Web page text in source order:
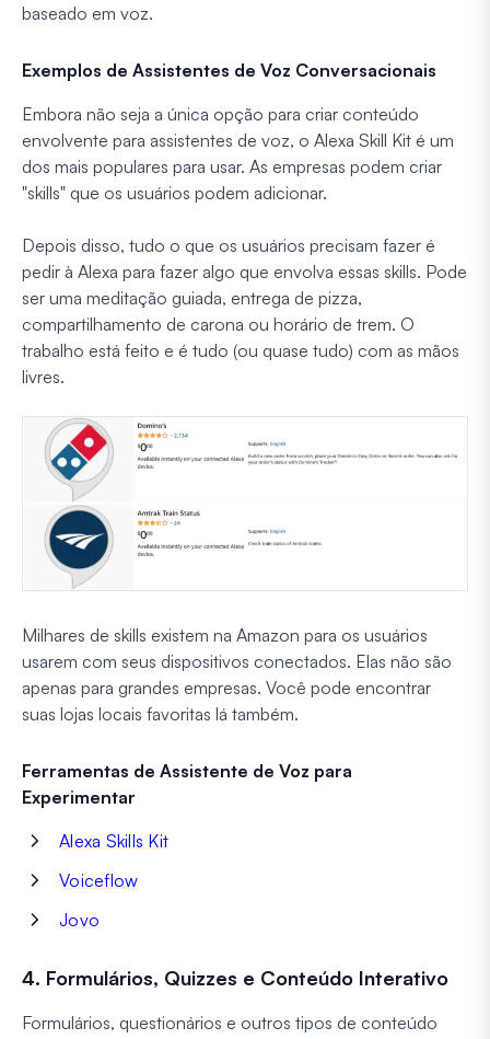
baseado em voz.
Exemplos de Assistentes de Voz Conversacionais
Embora não seja a única opção para criar conteúdo
envolvente para assistentes de voz, o Alexa Skill Kit é um
dos mais populares para usar. As empresas podem criar
"skills" que os usuários podem adicionar.
Depois disso, tudo o que os usuários precisam fazer é
pedir à Alexa para fazer algo que envolva essas skills. Pode
ser uma meditação guiada, entrega de pizza,
compartilhamento de carona ou horário de trem. O
trabalho está feito e é tudo (ou quase tudo) com as mãos
livres.
Milhares de skills existem na Amazon para os usuários
usarem com seus dispositivos conectados. Elas não são
apenas para grandes empresas. Você pode encontrar
suas lojas locais favoritas lá também.
Ferramentas de Assistente de Voz para
Experimentar
Alexa Skills Kit
Voiceflow
Jovo
4. Formulários, Quizzes e Conteúdo Interativo
Formulários, questionários e outros tipos de conteúdo